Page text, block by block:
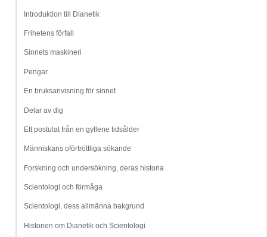
Introduktion till Dianetik
Frihetens förfall
Sinnets maskineri
Pengar
En bruksanvisning för sinnet
Delar av dig
Ett postulat från en gyllene tidsålder
Människans oförtröttliga sökande
Forskning och undersökning, deras historia
Scientologi och förmåga
Scientologi, dess allmänna bakgrund
Historien om Dianetik och Scientologi